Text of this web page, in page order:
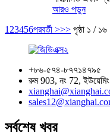
আরও পড়ুন
1 23456পরবর্তী >>> পৃষ্ঠা ১ / ১৬
+৮৬-৫৭৪-৮৭৭১৪৭৯৫
রুম 903, নং 72,
সর্বশেষ খবর